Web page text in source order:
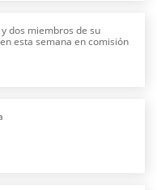
dos miembros de su
esta semana en comisión